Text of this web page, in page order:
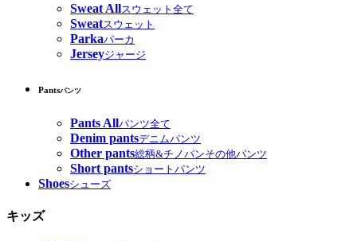
Sweat Allスウェット全て
Sweatスウェット
Parkaパーカ
Jerseyジャージ
Pantsパンツ
Pants Allパンツ全て
Denim pantsデニムパンツ
Other pants総柄&チノパンその他パンツ
Short pantsショートパンツ
Shoesシューズ
キッズ